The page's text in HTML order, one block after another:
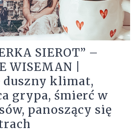
SIEROT” –
WISEMAN |
duszny klimat,
grypa, śmierć w
panoszący się